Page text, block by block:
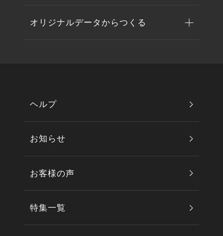
オリジナルデータからつくる
ヘルプ
お知らせ
お客様の声
特集一覧